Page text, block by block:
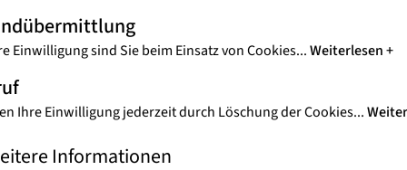
Einwilligung sind Sie beim Einsatz von Cookies...Weiterlesen
Ihre Einwilligung jederzeit durch Löschung der Cookies...
Informationen